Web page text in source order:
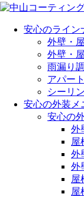
安心のライン
外壁・
外壁・
雨漏り
アパー
シーリ
安心の外装メ
安心の
外
屋
外
外
屋
屋